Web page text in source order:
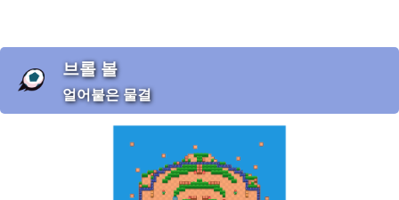
브롤 볼
얼어붙은 물결